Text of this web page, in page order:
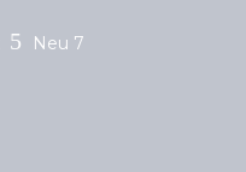
Neu 7